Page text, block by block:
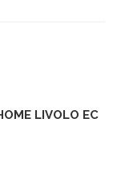
LIVOLO EC